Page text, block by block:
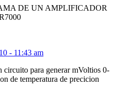
DE UN AMPLIFICADOR
- 11:43 am
circuito para generar mVoltios 0-
de temperatura de precicion